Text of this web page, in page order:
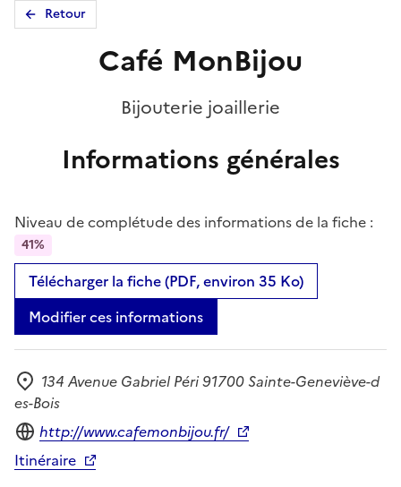
Retour
Café MonBijou
Bijouterie joaillerie
Informations générales
Niveau de complétude des informations de la fiche :
41%
Télécharger la fiche (PDF, environ 35 Ko)
Modifier ces informations
Adresse
134 Avenue Gabriel Péri 91700 Sainte-Geneviève-d
es-Bois
Site internet
http://www.cafemonbijou.fr/
Itinéraire